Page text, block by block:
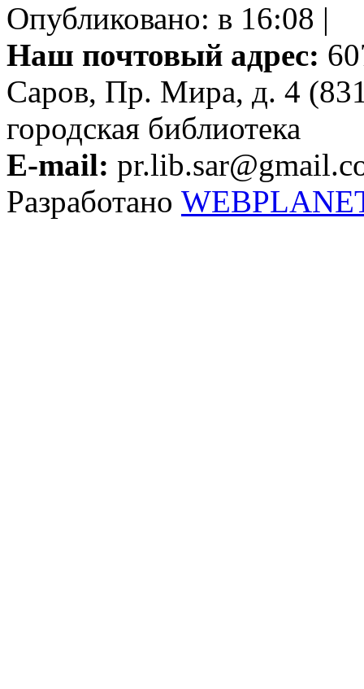
Опубликовано: в 16:08 |
Наш почтовый адрес:
Саров, Пр. Мира, д. 4
городская библиотека
E-mail:
Разработано